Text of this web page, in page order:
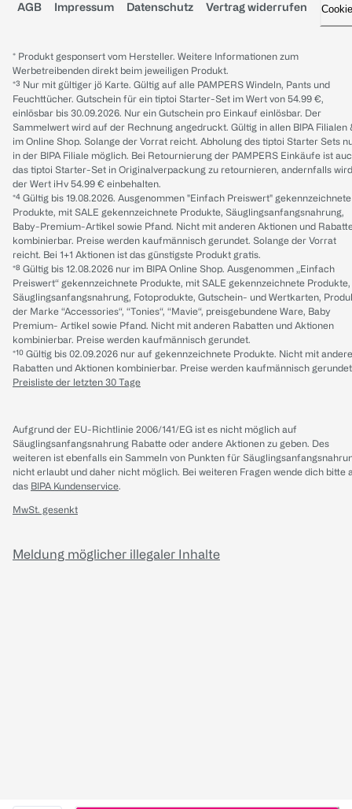
AGB Impressum Datenschutz Vertrag widerrufen
* Produkt gesponsert vom Hersteller. Weitere Informationen zum
Werbetreibenden direkt beim jeweiligen Produkt.
*³ Nur mit gültiger jö Karte. Gültig auf alle PAMPERS Windeln, Pants und
Feuchttücher. Gutschein für ein tiptoi Starter-Set im Wert von 54.99 €,
einlösbar bis 30.09.2026. Nur ein Gutschein pro Einkauf einlösbar. Der
Sammelwert wird auf der Rechnung angedruckt. Gültig in allen BIPA Filialen
im Online Shop. Solange der Vorrat reicht. Abholung des tiptoi Starter Sets
in der BIPA Filiale möglich. Bei Retournierung der PAMPERS Einkäufe ist
das tiptoi Starter-Set in Originalverpackung zu retournieren, andernfalls wird
der Wert iHv 54.99 € einbehalten.
*⁴ Gültig bis 19.08.2026. Ausgenommen "Einfach Preiswert" gekennzeichnete
Produkte, mit SALE gekennzeichnete Produkte, Säuglingsanfangsnahrung,
Baby-Premium-Artikel sowie Pfand. Nicht mit anderen Aktionen und
kombinierbar. Preise werden kaufmännisch gerundet. Solange der Vorrat
reicht. Bei 1+1 Aktionen ist das günstigste Produkt gratis.
*⁸ Gültig bis 12.08.2026 nur im BIPA Online Shop. Ausgenommen „Einfach
Preiswert“ gekennzeichnete Produkte, mit SALE gekennzeichnete Produkte,
Säuglingsanfangsnahrung, Fotoprodukte, Gutschein- und Wertkarten,
der Marke “Accessories“, “Tonies“, “Mavie“, preisgebundene Ware, Baby
Premium- Artikel sowie Pfand. Nicht mit anderen Rabatten und Aktionen
kombinierbar. Preise werden kaufmännisch gerundet.
*¹⁰ Gültig bis 02.09.2026 nur auf gekennzeichnete Produkte. Nicht mit
Rabatten und Aktionen kombinierbar. Preise werden kaufmännisch
Preisliste der letzten 30 Tage
Aufgrund der EU-Richtlinie 2006/141/EG ist es nicht möglich auf
Säuglingsanfangsnahrung Rabatte oder andere Aktionen zu geben. Des
weiteren ist ebenfalls ein Sammeln von Punkten für
nicht erlaubt und daher nicht möglich. Bei weiteren Fragen wende dich bitte
das BIPA Kundenservice.
MwSt. gesenkt
Meldung möglicher illegaler Inhalte